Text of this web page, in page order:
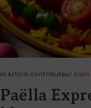
Article contributeurAlain
Paëlla
Mer